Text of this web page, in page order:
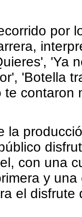
por
'Ya
'Botella
te contaron
la
con una
y una
el disfrute